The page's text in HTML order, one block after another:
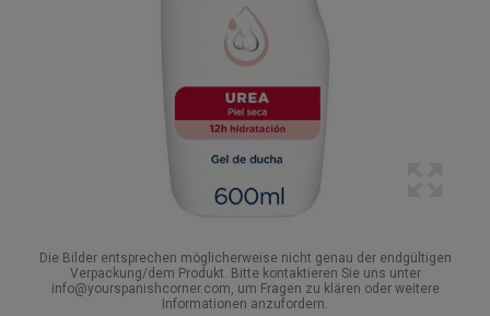
Die Bilder entsprechen möglicherweise nicht genau der endgültigen
Verpackung/dem Produkt. Bitte kontaktieren Sie uns unter
info@yourspanishcorner.com, um Fragen zu klären oder weitere
Informationen anzufordern.